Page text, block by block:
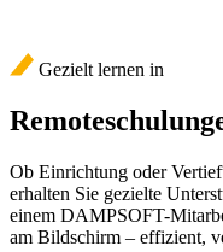
Gezielt lernen in
Ob Einrichtung oder
erhalten Sie gezielte
einem DAMPSOFT-
am Bildschirm – effizient,